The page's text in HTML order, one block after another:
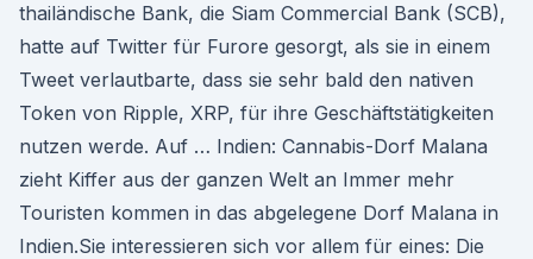
thailändische Bank, die Siam Commercial Bank (SCB),
hatte auf Twitter für Furore gesorgt, als sie in einem
Tweet verlautbarte, dass sie sehr bald den nativen
Token von Ripple, XRP, für ihre Geschäftstätigkeiten
nutzen werde. Auf … Indien: Cannabis-Dorf Malana
zieht Kiffer aus der ganzen Welt an Immer mehr
Touristen kommen in das abgelegene Dorf Malana in
Indien.Sie interessieren sich vor allem für eines: Die